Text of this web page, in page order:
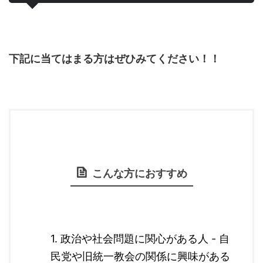
下記に当てはまる方はぜひみてください！！
こんな方におすすめ
1. 政治や社会問題に関心がある人 - 自
民党や旧統一教会の関係に興味がある